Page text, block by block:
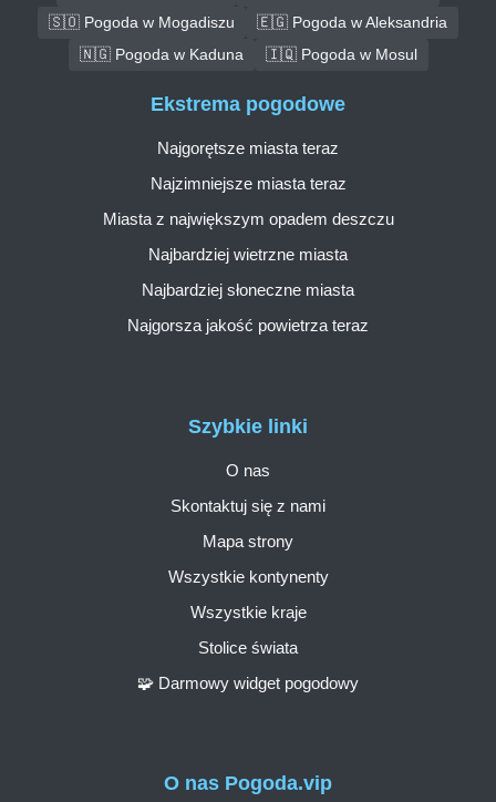
🇸🇴 Pogoda w Mogadiszu
🇪🇬 Pogoda w Aleksandria
🇳🇬 Pogoda w Kaduna
🇮🇶 Pogoda w Mosul
O nas Pogoda.vip
Szybkie linki
O nas
Skontaktuj się z nami
Mapa strony
Wszystkie kontynenty
Wszystkie kraje
Stolice świata
🧩 Darmowy widget pogodowy
Ekstrema pogodowe
Najgorętsze miasta teraz
Najzimniejsze miasta teraz
Miasta z największym opadem deszczu
Najbardziej wietrzne miasta
Najbardziej słoneczne miasta
Najgorsza jakość powietrza teraz